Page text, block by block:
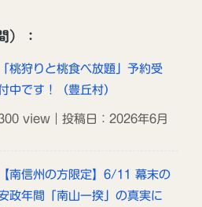
）：
「桃狩りと桃食べ放題」予約受
中です！（豊丘村）
view｜投稿日：2026年6月
【南信州の方限定】6/11 幕末の
政年間「南山一揆」の真実に